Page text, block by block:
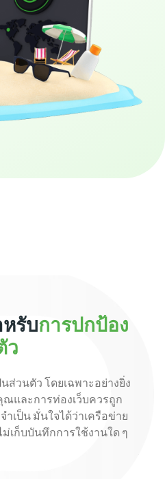
รับการปกป้อง
ว
ส่วนตัว โดยเฉพาะอย่างยิ่ง
และการท่องเว็บควรถูก
เป็น มั่นใจได้ว่าเครือข่าย
เก็บบันทึกการใช้งานใด ๆ